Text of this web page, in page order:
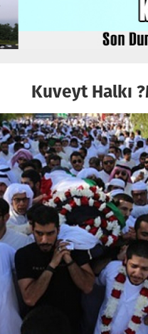
Kuveyt Halkı